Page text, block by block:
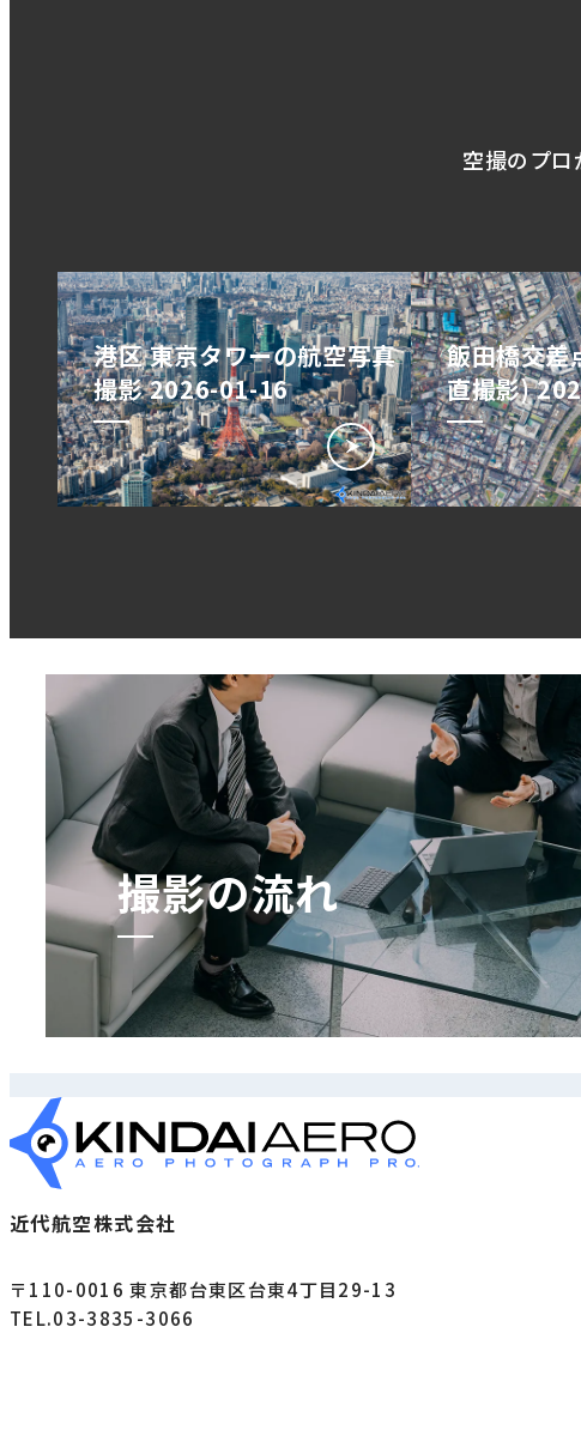
空撮のプロ
港区 東京タワーの航空写真
撮影 2026-01-16
飯田橋交差
直撮影)
撮影の流れ
近代航空株式会社
〒110-0016 東京都台東区台東4丁目29-13
TEL.03-3835-3066